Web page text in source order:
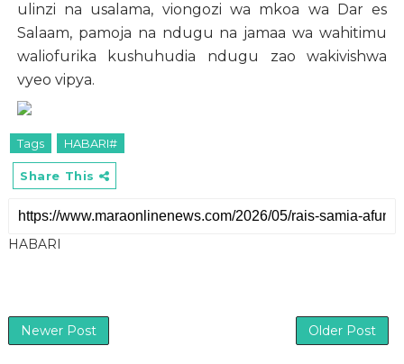
ulinzi na usalama, viongozi wa mkoa wa Dar es
Salaam, pamoja na ndugu na jamaa wa wahitimu
waliofurika kushuhudia ndugu zao wakivishwa
vyeo vipya.
Tags HABARI#
Share This
HABARI
Newer Post Older Post